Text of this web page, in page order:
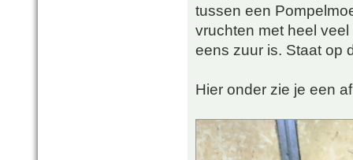
tussen een
vruchten met heel
eens zuur is. Staat op
Hier onder zie je een